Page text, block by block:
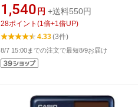
1,540 円 +送料550円
28ポイント (1 倍+1 倍UP)
4.33(3件)
8/7 15:00までの注文で最短8/9お届け